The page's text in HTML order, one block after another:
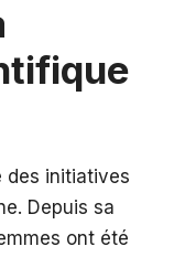
des initiatives
Depuis sa
ont été